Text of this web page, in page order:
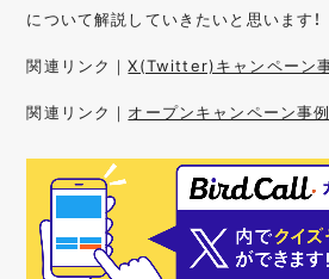
について解説していきたいと思います！
関連リンク｜X(Twitter)キャンペーン
関連リンク｜ オープンキャンペーン事